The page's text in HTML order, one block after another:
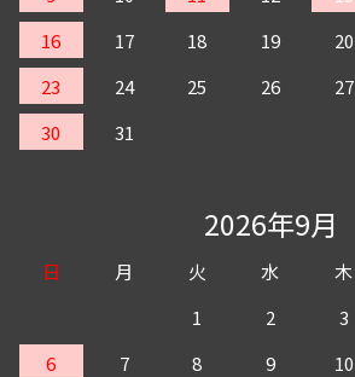
16
17 18 19 20
23
24 25 26 27
30
31
2026年9月
日 月 火 水 木
1
2 3
6
7 8 9 10